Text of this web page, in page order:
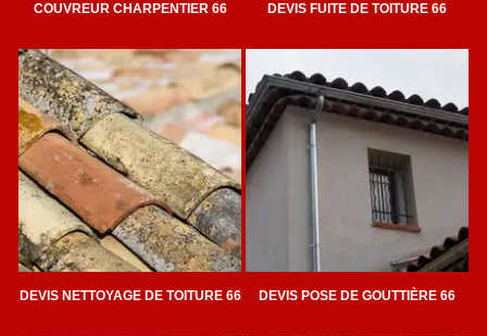
COUVREUR CHARPENTIER 66 DEVIS FUITE DE TOITURE 66
DEVIS NETTOYAGE DE TOITURE 66 DEVIS POSE DE GOUTTIÈRE 66